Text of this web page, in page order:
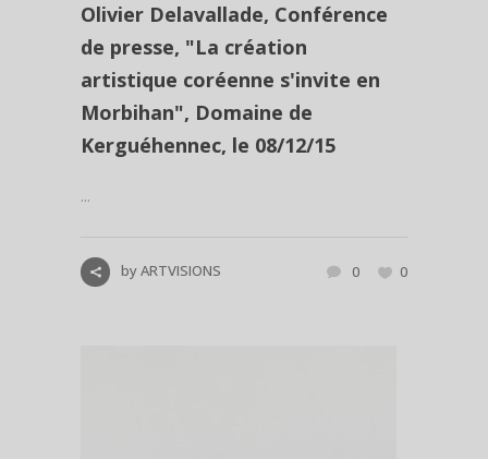
Olivier Delavallade, Conférence
de presse, "La création
artistique coréenne s'invite en
Morbihan", Domaine de
Kerguéhennec, le 08/12/15
...
byARTVISIONS 0 0